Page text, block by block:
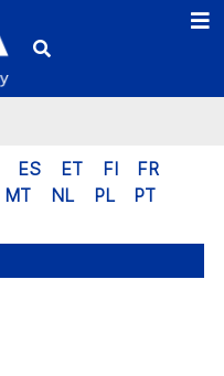
ES ET FI
FR
MT NL PL
PT